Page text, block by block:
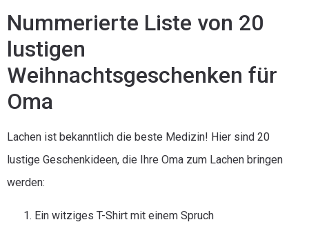
Nummerierte Liste von 20
lustigen
Weihnachtsgeschenken für
Oma
Lachen ist bekanntlich die beste Medizin! Hier sind 20
lustige Geschenkideen, die Ihre Oma zum Lachen bringen
werden:
Ein witziges T-Shirt mit einem Spruch